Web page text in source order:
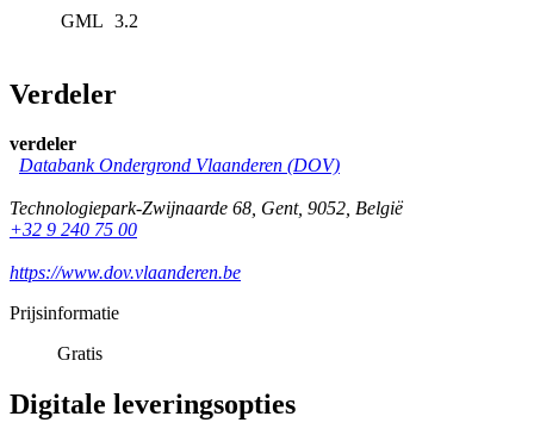
GML 3.2
Verdeler
verdeler
Databank Ondergrond Vlaanderen (DOV)
Technologiepark-Zwijnaarde 68, Gent, 9052, België
+32 9 240 75 00
https://www.dov.vlaanderen.be
Prijsinformatie
Gratis
Digitale leveringsopties